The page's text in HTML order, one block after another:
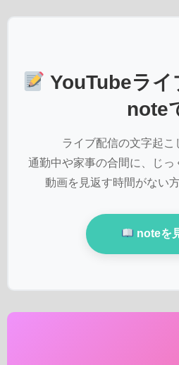
YouTubeライ
note
ライブ配信の文字起こ
通勤中や家事の合間に、じっ
動画を見返す時間がない
noteを